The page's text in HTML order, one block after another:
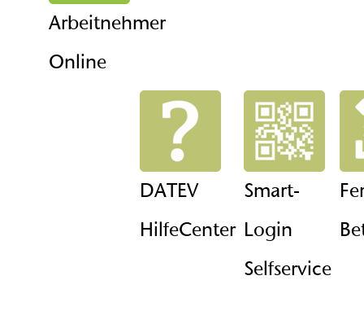
Arbeitnehmer
Online
DATEV
HilfeCenter
Smart-
Login
Selfservice